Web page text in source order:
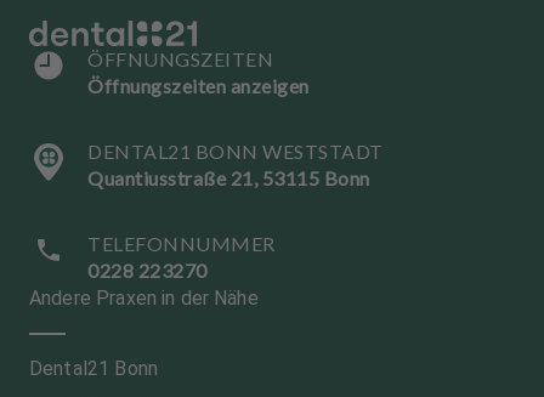
ÖFFNUNGSZEITEN
Öffnungszeiten anzeigen
DENTAL21 BONN WESTSTADT
Quantiusstraße 21, 53115 Bonn
TELEFONNUMMER
0228 223270
Andere Praxen in der Nähe
Dental21 Bonn